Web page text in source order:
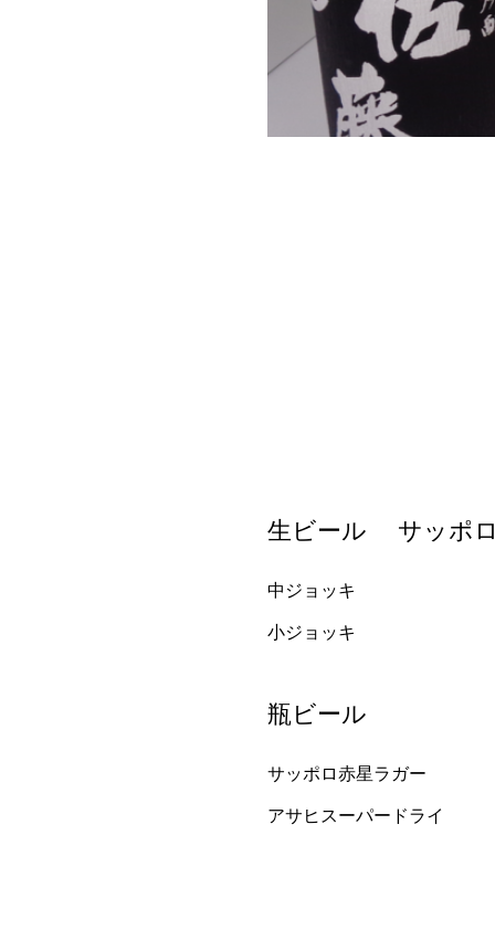
生ビール サッポ
中ジョッキ
小ジョッキ
瓶ビール
サッポロ赤星ラガー
アサヒスーパードライ